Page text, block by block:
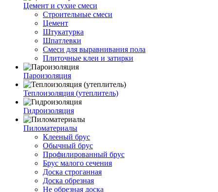
Цемент и сухие смеси
Строительные смеси
Цемент
Штукатурка
Шпатлевки
Смеси для выравнивания пола
Плиточные клеи и затирки
Пароизоляция
Теплоизоляция (утеплитель)
Гидроизоляция
Пиломатериалы
Клееный брус
Обычный брус
Профилированный брус
Брус малого сечения
Доска строганная
Доска обрезная
Не обрезная доска